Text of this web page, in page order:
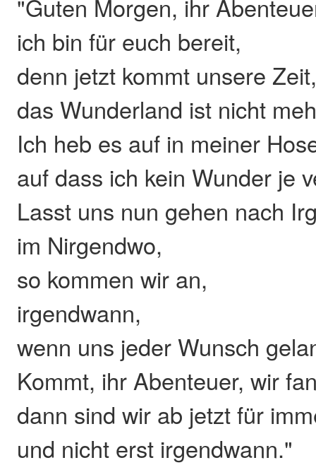
"Guten Morgen, ihr
ich bin für euch bereit,
denn jetzt kommt unsere
das Wunderland ist nicht
Ich heb es auf in meiner
auf dass ich kein Wunder je
Lasst uns nun gehen nach
im Nirgendwo,
so kommen wir an,
irgendwann,
wenn uns jeder Wunsch
Kommt, ihr Abenteuer, wir
dann sind wir ab jetzt für
und nicht erst irgendwann."